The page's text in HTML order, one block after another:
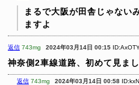
まるで大阪が田舎じゃない
ますよ
返信 743mg 2024年03月14日 00:15
神奈側2車線道路、初めて見ま
返信 743mg 2024年03月14日 00:58